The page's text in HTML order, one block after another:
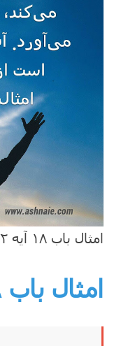
امثال باب ۱۸ آیه ۲۲
امثال باب ۱۸